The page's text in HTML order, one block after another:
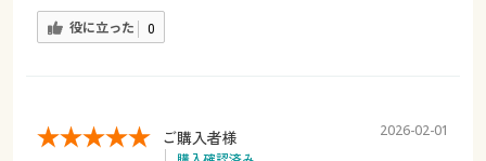
役に立った 0
ご購入者様 2026-02-01